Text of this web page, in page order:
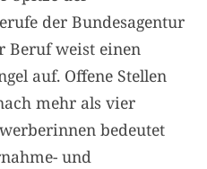
der Bundesagentur
Beruf weist einen
auf. Offene Stellen
mehr als vier
bedeutet
und